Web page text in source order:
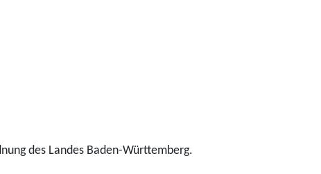
des Landes Baden-Württemberg.